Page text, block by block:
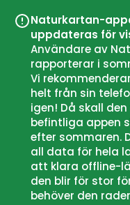
Naturkartan-
uppdateras för
Användare av
rapporterar i
Vi
helt från sin
igen! Då skall
befintliga appen
efter sommaren.
all data för hela
att klara offline-
den blir för stor
behöver den